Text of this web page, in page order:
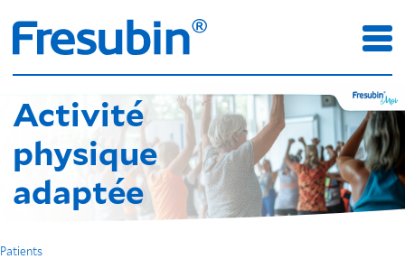
Activité
physique
adaptée
Patients